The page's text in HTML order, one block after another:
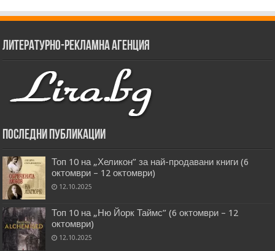
Литературно-рекламна агенция
Последни публикации
Топ 10 на „Хеликон” за най-продавани книги (6
октомври – 12 октомври)
12.10.2025
Топ 10 на „Ню Йорк Таймс” (6 октомври – 12
октомври)
12.10.2025